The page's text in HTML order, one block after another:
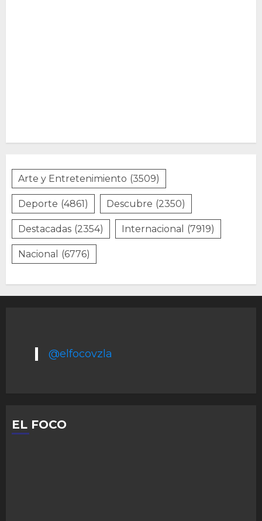
Arte y Entretenimiento (3509)
Deporte (4861) Descubre (2350)
Destacadas (2354) Internacional (7919)
Nacional (6776)
@elfocovzla
EL FOCO